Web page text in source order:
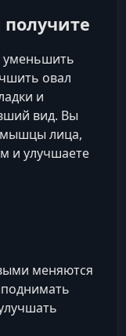
уменьшить
овал
и
вид. Вы
мышцы лица,
и улучшаете
меняются